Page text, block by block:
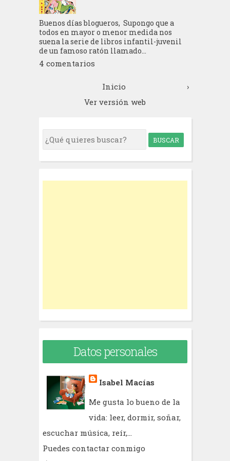
Buenos días blogueros, Supongo que a
todos en mayor o menor medida nos
suena la serie de libros infantil-juvenil
de un famoso ratón llamado...
4 comentarios
›
Inicio
Ver versión web
S
e
r
Datos personales
Isabel Macías
Me gusta lo bueno de la
vida: leer, dormir, soñar,
escuchar música, reír,...
Puedes contactar conmigo